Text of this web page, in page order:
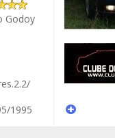
Godoy
1995